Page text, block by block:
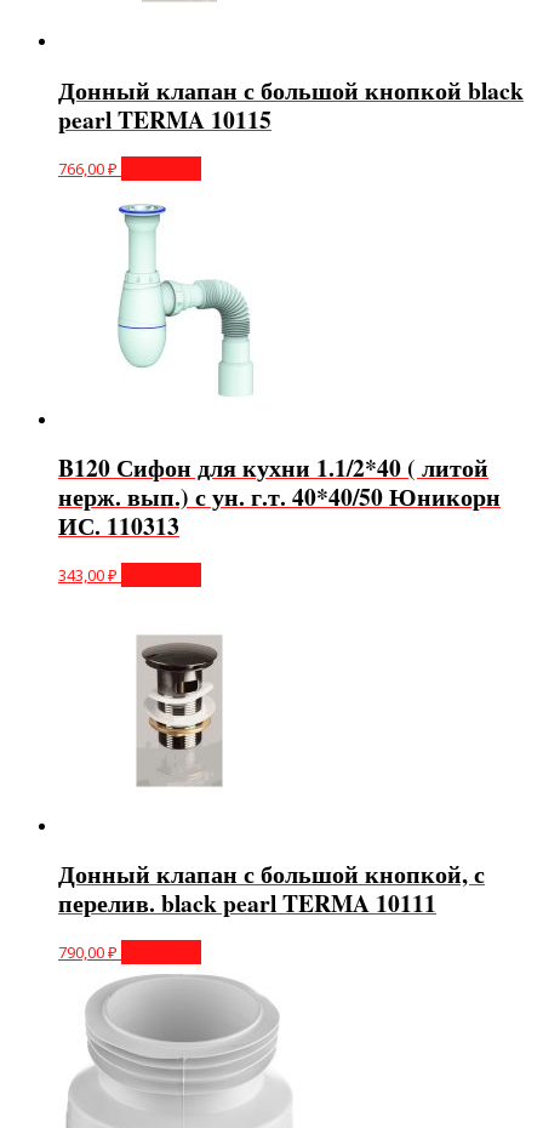
Донный клапан с большой кнопкой black
pearl TERMA 10115
766,00₽
B120 Сифон для кухни 1.1/2*40 ( литой
нерж. вып.) с ун. г.т. 40*40/50 Юникорн
ИС. 110313
343,00₽
Донный клапан с большой кнопкой, с
перелив. black pearl TERMA 10111
790,00₽